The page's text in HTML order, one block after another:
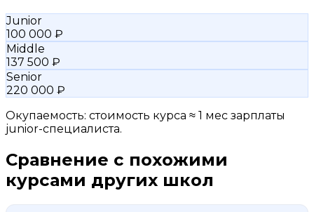
Junior
100 000 ₽
Middle
137 500 ₽
Senior
220 000 ₽
Окупаемость: стоимость курса ≈ 1 мес зарплаты
junior-специалиста.
Сравнение с похожими
курсами других школ